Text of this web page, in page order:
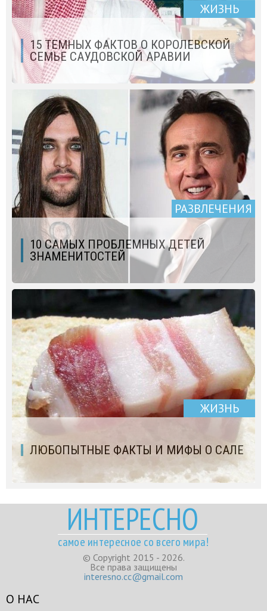
ЖИЗНЬ
15 ТЕМНЫХ ФАКТОВ О КОРОЛЕВСКОЙ
СЕМЬЕ САУДОВСКОЙ АРАВИИ
РАЗВЛЕЧЕНИЯ
10 САМЫХ ПРОБЛЕМНЫХ ДЕТЕЙ
ЗНАМЕНИТОСТЕЙ
ЖИЗНЬ
ЛЮБОПЫТНЫЕ ФАКТЫ И МИФЫ О САЛЕ
ИНТЕРЕСНО
самое интересное со всего мира!
© Copyright 2015 - 2026.
Все права защищены
interesno.cc@gmail.com
О НАС